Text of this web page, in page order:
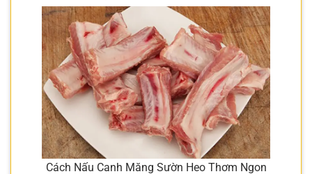
Cách Nấu Canh Măng Sườn Heo Thơm Ngon